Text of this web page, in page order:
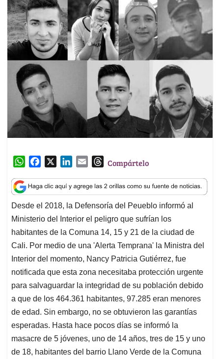
W
a
t
s
A
p
c
e
b
o
o
k
n
k
e
d
I
n
a
i
l
T
r
e
a
d
s
Compártelo
Desde el 2018, la Defensoría del Peueblo informó al
Ministerio del Interior el peligro que sufrían los
habitantes de la Comuna 14, 15 y 21 de la ciudad de
Cali. Por medio de una 'Alerta Temprana' la Ministra del
Interior del momento, Nancy Patricia Gutiérrez, fue
notificada que esta zona necesitaba protección urgente
para salvaguardar la integridad de su población debido
a que de los 464.361 habitantes, 97.285 eran menores
de edad. Sin embargo, no se obtuvieron las garantías
esperadas. Hasta hace pocos días se informó la
masacre de 5 jóvenes, uno de 14 años, tres de 15 y uno
de 18, habitantes del barrio Llano Verde de la Comuna